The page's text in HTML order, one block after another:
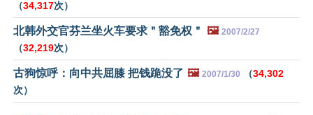
（34,317次）
北韩外交官芬兰坐火车要求＂豁免权＂ 🖼️ 2007/2/27
（32,219次）
古狗惊呼：向中共屈膝 把钱跪没了 🖼️ 2007/1/30 （34,302
次）